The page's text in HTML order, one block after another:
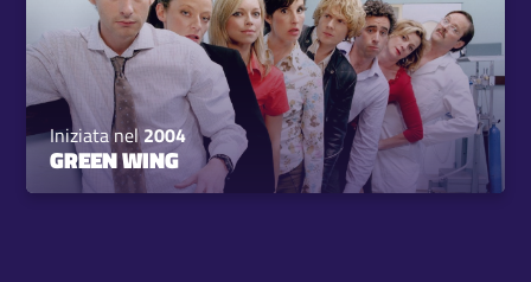
Iniziata nel2004
GREEN WING